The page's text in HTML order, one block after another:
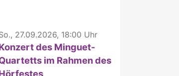
27.09.2026, 18:00 Uhr
des Minguet-
im Rahmen des